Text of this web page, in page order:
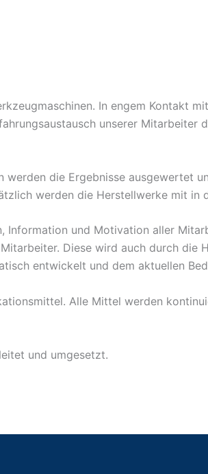
In engem Kontakt
unserer Mitarbeiter
die Ergebnisse ausgewertet
werden die Herstellwerke mit in
Information und Motivation aller
Diese wird auch durch die
entwickelt und dem aktuellen
Alle Mittel werden
und umgesetzt.